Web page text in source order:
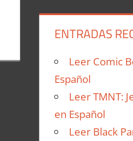
ENTRADAS
Leer Comic
Español
Leer TMNT:
en Español
Leer Black